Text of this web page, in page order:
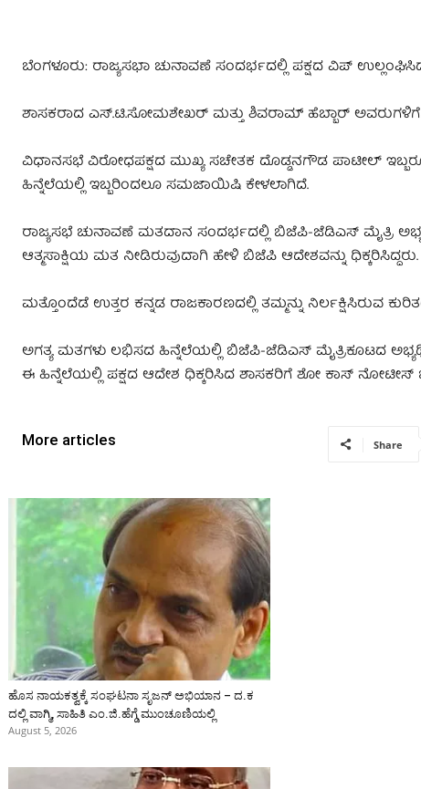
ಬೆಂಗಳೂರು: ರಾಜ್ಯಸಭಾ ಚುನಾವಣೆ ಸಂದರ್ಭದಲ್ಲಿ ಪಕ್ಷದ ವಿಪ್‌
ಶಾಸಕರಾದ ಎಸ್.ಟಿ.ಸೋಮಶೇಖರ್‌ ಮತ್ತು ಶಿವರಾಮ್‌ ಹೆಬ್ಬಾರ್‌
ವಿಧಾನಸಭೆ ವಿರೋಧಪಕ್ಷದ ಮುಖ್ಯ ಸಚೇತಕ ದೊಡ್ಡನಗೌಡ ಪಾಟೀಲ್‌
ಹಿನ್ನೆಲೆಯಲ್ಲಿ ಇಬ್ಬರಿಂದಲೂ ಸಮಜಾಯಿಷಿ ಕೇಳಲಾಗಿದೆ.
ರಾಜ್ಯಸಭೆ ಚುನಾವಣೆ ಮತದಾನ ಸಂದರ್ಭದಲ್ಲಿ ಬಿಜೆಪಿ-ಜೆಡಿಎಸ್‌ ಮೈತ್ರಿ
ಆತ್ಮಸಾಕ್ಷಿಯ ಮತ ನೀಡಿರುವುದಾಗಿ ಹೇಳಿ ಬಿಜೆಪಿ ಆದೇಶವನ್ನು ಧಿಕ್ಕರಿಸಿದ್ದರು.
ಮತ್ತೊಂದೆಡೆ ಉತ್ತರ ಕನ್ನಡ ರಾಜಕಾರಣದಲ್ಲಿ ತಮ್ಮನ್ನು ನಿರ್ಲಕ್ಷಿಸಿರುವ
ಅಗತ್ಯ ಮತಗಳು ಲಭಿಸದ ಹಿನ್ನೆಲೆಯಲ್ಲಿ ಬಿಜೆಪಿ-ಜೆಡಿಎಸ್‌ ಮೈತ್ರಿಕೂಟದ ಅಭ್ಯರ್ಥಿ
ಈ ಹಿನ್ನೆಲೆಯಲ್ಲಿ ಪಕ್ಷದ ಆದೇಶ ಧಿಕ್ಕರಿಸಿದ ಶಾಸಕರಿಗೆ ಶೋ ಕಾಸ್‌
More articles
ಹೊಸ ನಾಯಕತ್ವಕ್ಕೆ ಸಂಘಟನಾ ಸೃಜನ್ ಅಭಿಯಾನ – ದ.ಕ
ದಲ್ಲಿ ವಾಗ್ಮಿ, ಸಾಹಿತಿ ಎಂ.ಜಿ.ಹೆಗ್ಡೆ ಮುಂಚೂಣಿಯಲ್ಲಿ
August 5, 2026
Share